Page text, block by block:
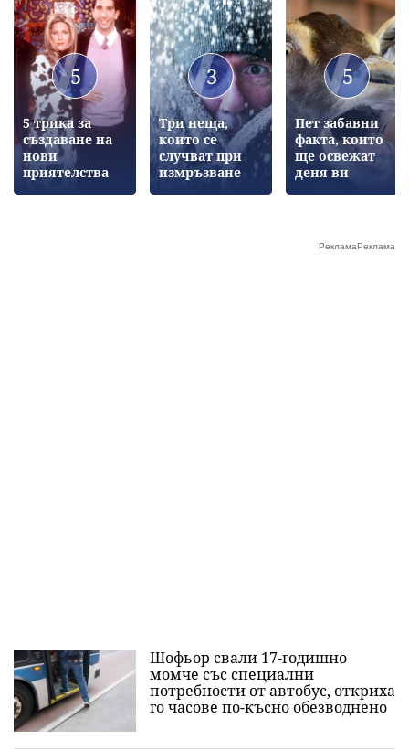
5
5 трика за
създаване на
нови
приятелства
3
Три неща,
които се
случват при
измръзване
5
Пет забавни
факта, които
ще освежат
деня ви
Шофьор свали 17-годишно
момче със специални
потребности от автобус, откриха
го часове по-късно обезводнено